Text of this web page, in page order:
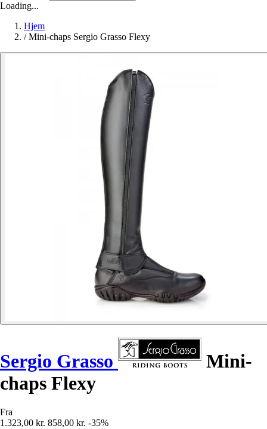
Loading...
Hjem
/ Mini-chaps Sergio Grasso Flexy
Sergio Grasso
Mini-
chaps Flexy
Fra
1.323,00 kr. 858,00 kr. -35%